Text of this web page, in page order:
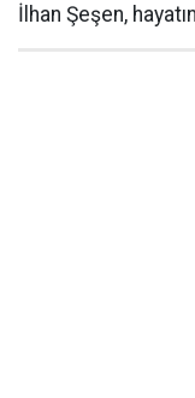
İlhan Şeşen,